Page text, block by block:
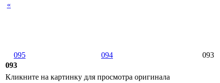
«
095 094
093
093
Кликните на картинку для просмотра оригинала